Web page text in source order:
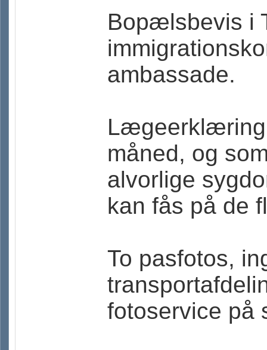
Bopælsbevis i
ambassade.
måned, og
alvorlige
kan fås på de
To pasfotos,
fotoservice på